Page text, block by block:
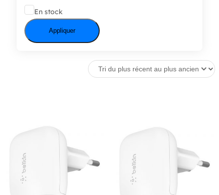
ÉtatEn stock
Appliquer